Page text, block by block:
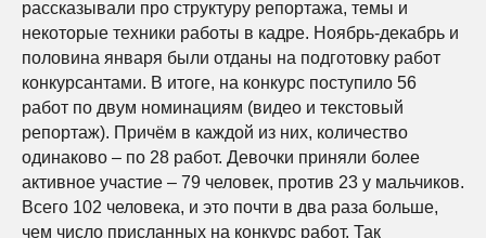
рассказывали про структуру репортажа, темы и
некоторые техники работы в кадре. Ноябрь-декабрь и
половина января были отданы на подготовку работ
конкурсантами. В итоге, на конкурс поступило 56
работ по двум номинациям (видео и текстовый
репортаж). Причём в каждой из них, количество
одинаково – по 28 работ. Девочки приняли более
активное участие – 79 человек, против 23 у мальчиков.
Всего 102 человека, и это почти в два раза больше,
чем число присланных на конкурс работ. Так